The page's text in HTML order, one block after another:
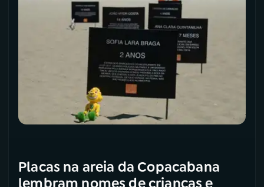
Placas na areia da Copacabana
lembram nomes de crianças e